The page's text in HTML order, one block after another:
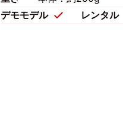
デモモデル
レンタル